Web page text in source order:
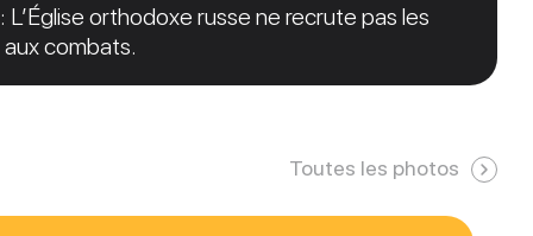
orthodoxe russe ne recrute pas les
combats.
Toutes les photos